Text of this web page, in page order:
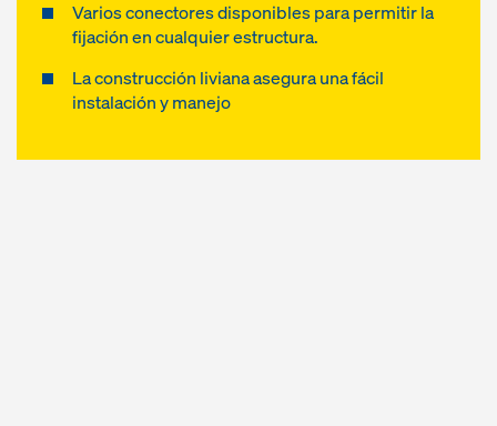
Varios conectores disponibles para permitir la
fijación en cualquier estructura.
La construcción liviana asegura una fácil
instalación y manejo